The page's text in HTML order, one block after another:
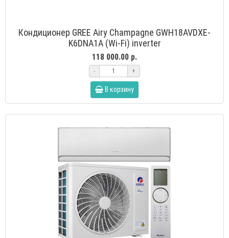
Кондиционер GREE Airy Champagne GWH18AVDXE-
K6DNA1A (Wi-Fi) inverter
118 000.00 р.
- +
В корзину